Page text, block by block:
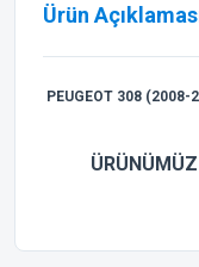
Ürün
PEUGEOT 308